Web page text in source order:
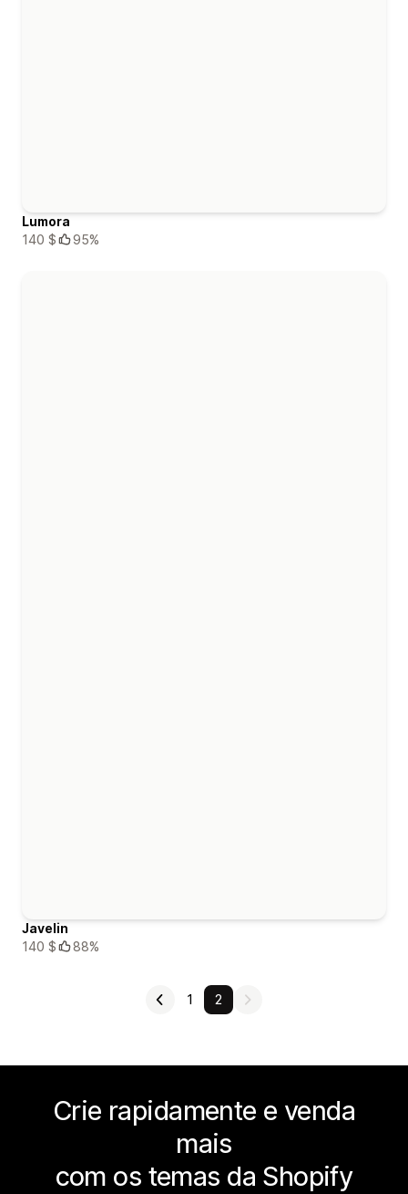
Lumora
140 $
95%
Javelin
140 $
88%
1 2
Crie rapidamente e venda
mais
com os temas da Shopify